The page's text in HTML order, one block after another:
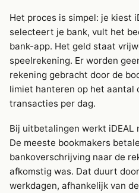
Het proces is simpel: je kiest
selecteert je bank, vult het
bank-app. Het geld staat
speelrekening. Er worden
rekening gebracht door de
limiet hanteren op het aantal
transacties per dag.
Bij uitbetalingen werkt iDEAL
De meeste bookmakers
bankoverschrijving naar de
afkomstig was. Dat duurt
werkdagen, afhankelijk van